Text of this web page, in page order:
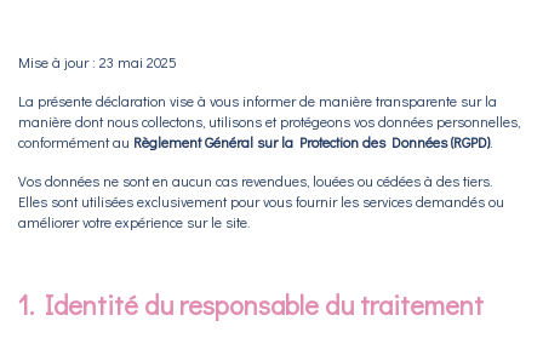
Mise à jour : 23 mai 2025
La présente déclaration vise à vous informer de manière transparente sur la
manière dont nous collectons, utilisons et protégeons vos données personnelles,
conformément au Règlement Général sur la Protection des Données (RGPD).
Vos données ne sont en aucun cas revendues, louées ou cédées à des tiers.
Elles sont utilisées exclusivement pour vous fournir les services demandés ou
améliorer votre expérience sur le site.
1. Identité du responsable du traitement